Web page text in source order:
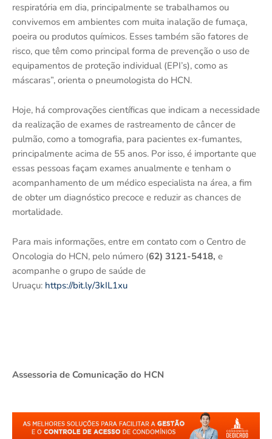
respiratória em dia, principalmente se trabalhamos ou
convivemos em ambientes com muita inalação de fumaça,
poeira ou produtos químicos. Esses também são fatores de
risco, que têm como principal forma de prevenção o uso de
equipamentos de proteção individual (EPI’s), como as
máscaras”, orienta o pneumologista do HCN.
Hoje, há comprovações científicas que indicam a necessidade
da realização de exames de rastreamento de câncer de
pulmão, como a tomografia, para pacientes ex-fumantes,
principalmente acima de 55 anos. Por isso, é importante que
essas pessoas façam exames anualmente e tenham o
acompanhamento de um médico especialista na área, a fim
de obter um diagnóstico precoce e reduzir as chances de
mortalidade.
Para mais informações, entre em contato com o Centro de
Oncologia do HCN, pelo número (62) 3121-5418, e
acompanhe o grupo de saúde de
Uruaçu: https://bit.ly/3kIL1xu
Assessoria de Comunicação do HCN